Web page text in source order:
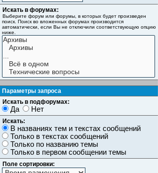
Искать в форумах:
Выберите форум или форумы, в которых будет произведен
поиск. Поиск во вложенных форумах производится
автоматически, если Вы не отключили соответствующую опцию
ниже.
Параметры запроса
Искать в подфорумах:
Да Нет
Искать:
В названиях тем и текстах сообщений
Только в текстах сообщений
Только по названию темы
Только в первом сообщении темы
Поле сортировки: